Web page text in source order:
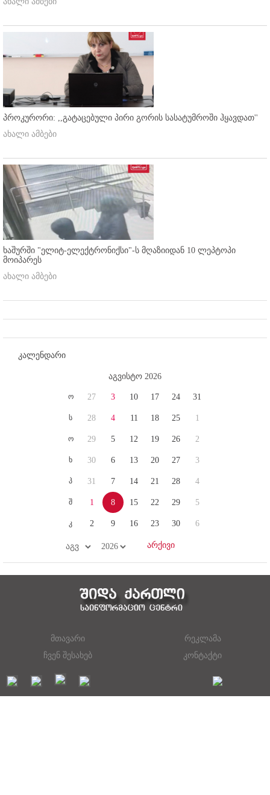
პროკურორი: ,,გატაცებული პირი გორის სასატუმროში ჰყავდათ''
ახალი ამბები
ხაშურში "ელიტ-ელექტრონიქსი"-ს მღაზიიდან 10 ლეპტოპი
მოიპარეს
ახალი ამბები
კალენდარი
აგვისტო 2026
ო
ს
ო
ხ
პ
შ
კ
27
28
29
30
31
1
2
3
4
5
6
7
8
9
10
11
12
13
14
15
16
17
18
19
20
21
22
23
24
25
26
27
28
29
30
31
1
2
3
4
5
6
მთავარი
რეკლამა
ჩვენ შესახებ
კონტაქტი